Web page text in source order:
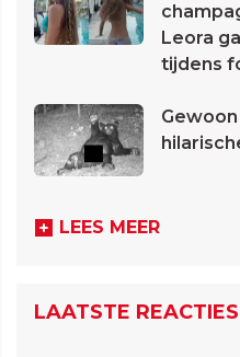
Leora
tijdens
LEES MEER
LAATSTE REACTIES